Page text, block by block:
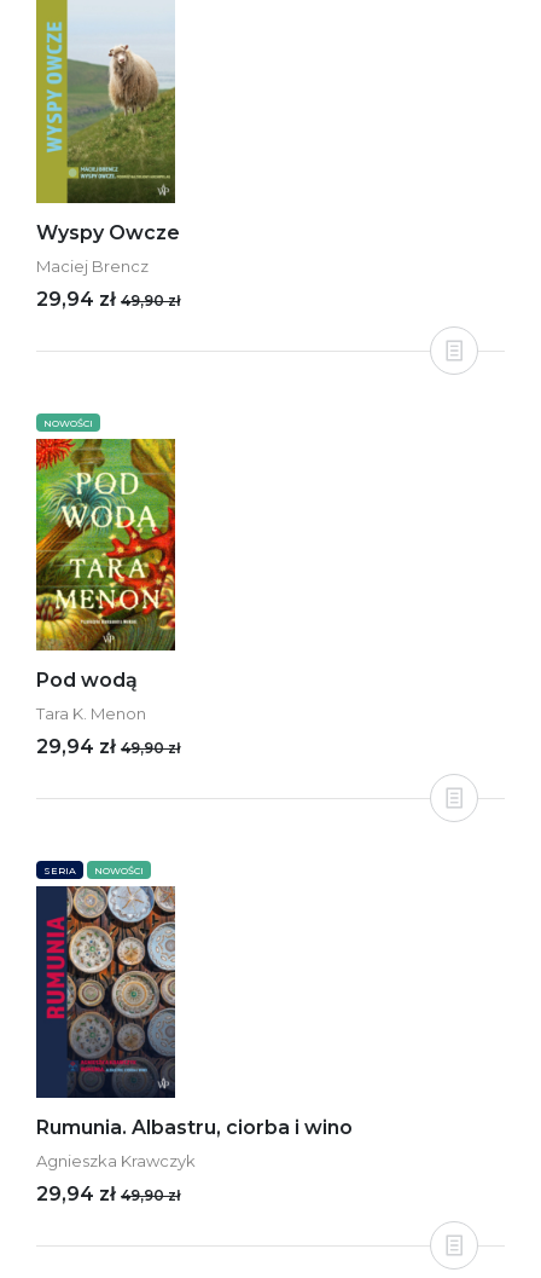
Wyspy Owcze
Maciej Brencz
29,94 zł 49,90 zł
NOWOŚCI
Pod wodą
Tara K. Menon
29,94 zł 49,90 zł
SERIA NOWOŚCI
Rumunia. Albastru, ciorba i wino
Agnieszka Krawczyk
29,94 zł 49,90 zł